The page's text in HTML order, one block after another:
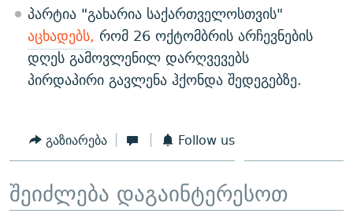
პარტია "გახარია საქართველოსთვის"
აცხადებს, რომ 26 ოქტომბრის არჩევნების
დღეს გამოვლენილ დარღვევებს
პირდაპირი გავლენა ჰქონდა შედეგებზე.
გაზიარება Follow us
შეიძლება დაგაინტერესოთ